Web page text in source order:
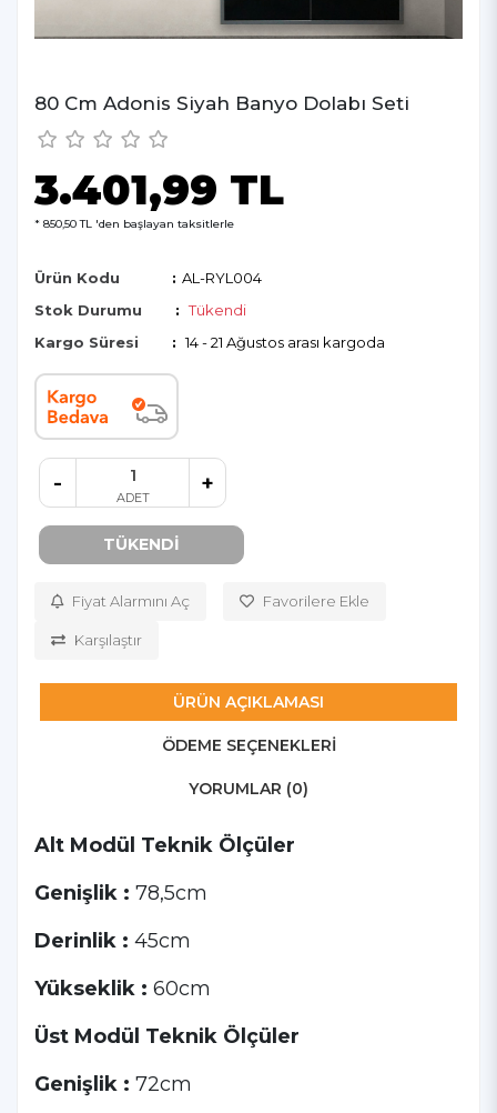
80 Cm Adonis Siyah Banyo Dolabı Seti
3.401,99 TL
* 850,50TL 'den başlayan taksitlerle
Ürün Kodu : AL-RYL004
Stok Durumu
: Tükendi
Kargo Süresi
: 14 - 21 Ağustos arası kargoda
ADET
- +
TÜKENDI
Fiyat Alarmını Aç Favorilere Ekle
Karşılaştır
ÜRÜN AÇIKLAMASI
ÖDEME SEÇENEKLERI
YORUMLAR (0)
​Alt Modül Teknik Ölçüler
Genişlik : 78,5cm
Derinlik : 45cm
Yükseklik : 60cm
Üst Modül Teknik Ölçüler
Genişlik : 72cm